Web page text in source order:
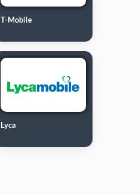
T-Mobile
Lyca